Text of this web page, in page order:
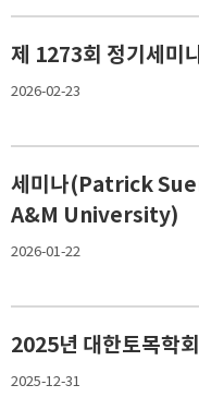
제 1273회 정기세미
2026-02-23
세미나(Patrick
A&M University)
2026-01-22
2025년 대한토목학
2025-12-31